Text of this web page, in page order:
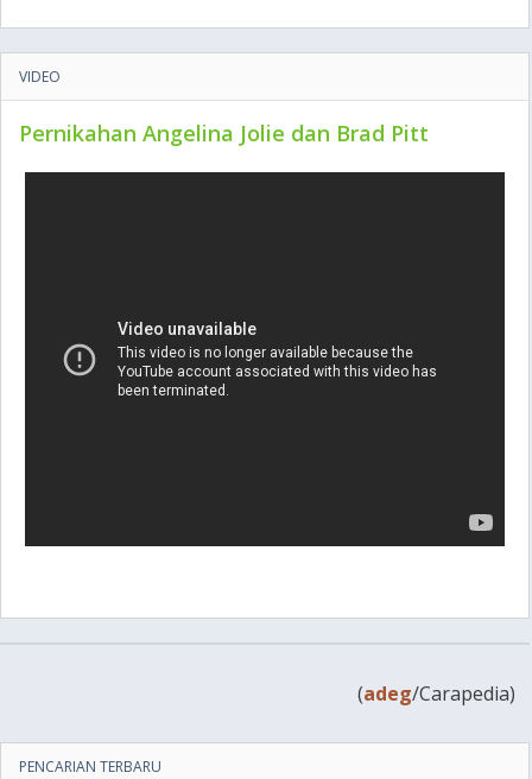
VIDEO
Pernikahan Angelina Jolie dan Brad Pitt
(adeg/Carapedia)
PENCARIAN TERBARU